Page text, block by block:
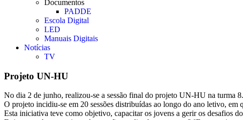
Documentos
PADDE
Escola Digital
LED
Manuais Digitais
Notícias
TV
Projeto UN-HU
No dia 2 de junho, realizou-se a sessão final do projeto UN-HU na turma
O projeto incidiu-se em 20 sessões distribuídas ao longo do ano letivo, em
Esta iniciativa teve como objetivo, capacitar os jovens a gerir os desafios